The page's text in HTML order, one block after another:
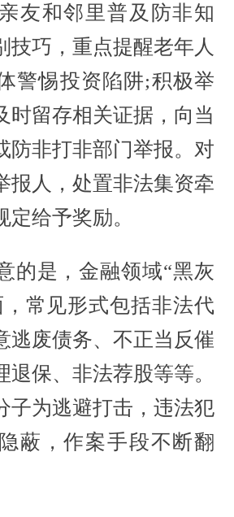
友和邻里普及防非知
技巧，重点提醒老年人
警惕投资陷阱;积极举
时留存相关证据，向当
防非打非部门举报。对
报人，处置非法集资牵
给予奖励。
是，金融领域“黑灰
常见形式包括非法代
逃废债务、不正当反催
退保、非法荐股等等。
子为逃避打击，违法犯
蔽，作案手段不断翻